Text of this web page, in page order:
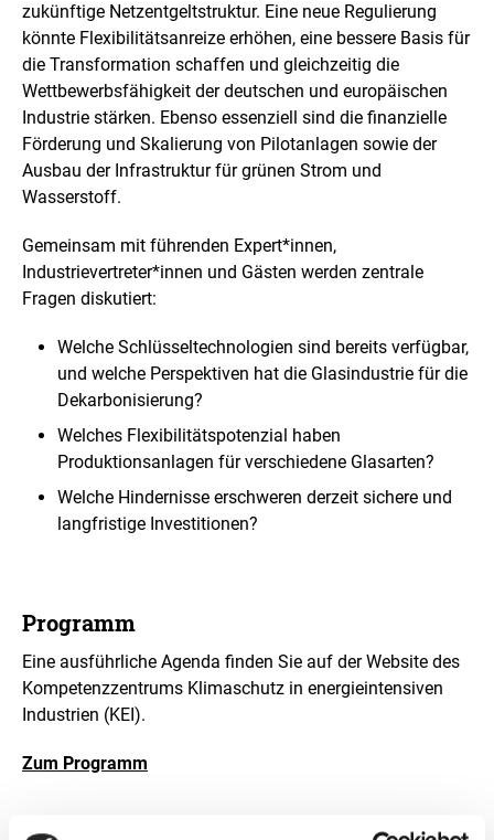
r
t
e
n
D
a
r
s
t
e
l
u
n
zukünftige Netzentgeltstruktur. Eine neue Regulierung
könnte Flexibilitätsanreize erhöhen, eine bessere Basis für
die Transformation schaffen und gleichzeitig die
Wettbewerbsfähigkeit der deutschen und europäischen
Industrie stärken. Ebenso essenziell sind die finanzielle
Förderung und Skalierung von Pilotanlagen sowie der
Ausbau der Infrastruktur für grünen Strom und
Wasserstoff.
Gemeinsam mit führenden Expert*innen,
Industrievertreter*innen und Gästen werden zentrale
Fragen diskutiert:
Welche Schlüsseltechnologien sind bereits verfügbar,
und welche Perspektiven hat die Glasindustrie für die
Dekarbonisierung?
Welches Flexibilitätspotenzial haben
Produktionsanlagen für verschiedene Glasarten?
Welche Hindernisse erschweren derzeit sichere und
langfristige Investitionen?
Programm
Eine ausführliche Agenda finden Sie auf der Website des
Kompetenzzentrums Klimaschutz in energieintensiven
Industrien (KEI).
Zum Programm